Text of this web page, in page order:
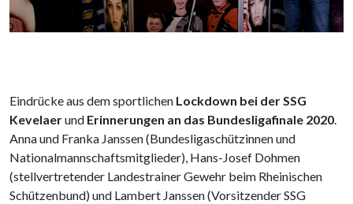
Eindrücke aus dem sportlichen Lockdown bei der SSG
Kevelaerund Erinnerungen an das Bundesligafinale 2020.
Anna und Franka Janssen (Bundesligaschützinnen und
Nationalmannschaftsmitglieder), Hans-Josef Dohmen
(stellvertretender Landestrainer Gewehr beim Rheinischen
Schützenbund) und Lambert Janssen (Vorsitzender SSG